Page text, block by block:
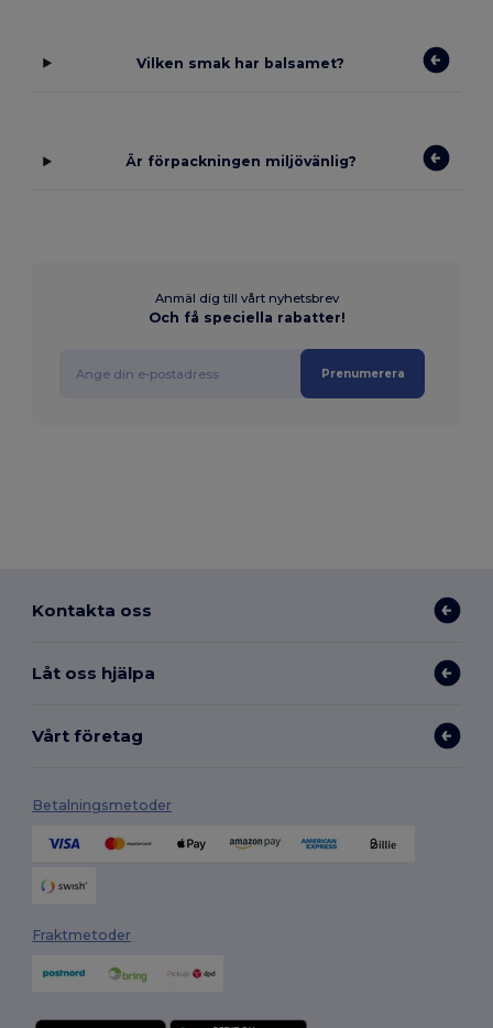
Vilken smak har balsamet?
Är förpackningen miljövänlig?
Anmäl dig till vårt nyhetsbrev
Och få speciella rabatter!
Prenumerera
Kontakta oss
Låt oss hjälpa
Vårt företag
Betalningsmetoder
Fraktmetoder